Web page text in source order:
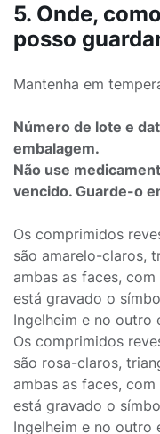
5. Onde,
posso
Mantenha em
Número de lote e
embalagem.
Não use
vencido. Guarde-o
Os comprimidos
são amarelo-claros,
ambas as faces,
está gravado o
Ingelheim e no outro
Os comprimidos
são rosa-claros,
ambas as faces,
está gravado o
Ingelheim e no outro